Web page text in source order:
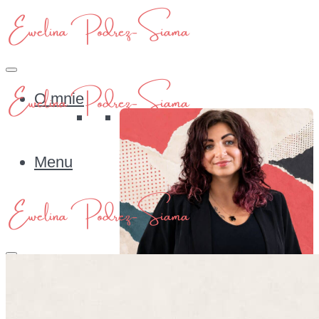
O mnie
Menu